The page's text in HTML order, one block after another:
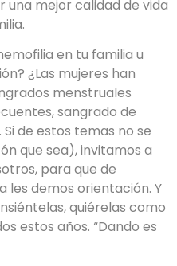
una mejor calidad de vida
en tu familia u
¿Las mujeres han
menstruales
sangrado de
de estos temas no se
que sea), invitamos a
para que de
les demos orientación. Y
quiérelas como
estos años. “Dando es